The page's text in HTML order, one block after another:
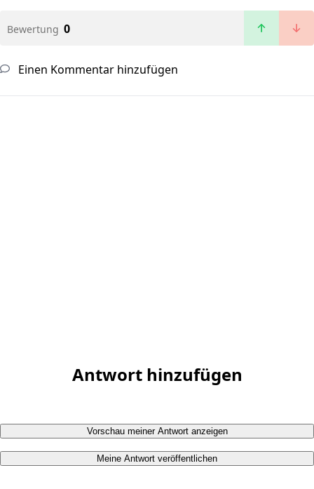
Bewertung 0
Einen Kommentar hinzufügen
Antwort hinzufügen
Vorschau meiner Antwort anzeigen
Meine Antwort veröffentlichen